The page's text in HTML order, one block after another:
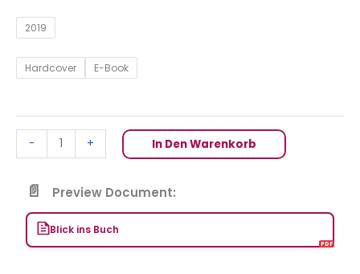
2019
Hardcover E-Book
- + In Den Warenkorb
Preview Document:
Blick ins Buch